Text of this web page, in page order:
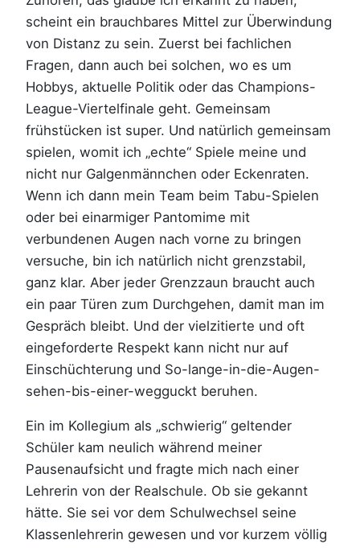
scheint ein brauchbares Mittel zur Überwindung
von Distanz zu sein. Zuerst bei fachlichen
Fragen, dann auch bei solchen, wo es um
Hobbys, aktuelle Politik oder das Champions-
League-Viertelfinale geht. Gemeinsam
frühstücken ist super. Und natürlich gemeinsam
spielen, womit ich „echte“ Spiele meine und
nicht nur Galgenmännchen oder Eckenraten.
Wenn ich dann mein Team beim Tabu-Spielen
oder bei einarmiger Pantomime mit
verbundenen Augen nach vorne zu bringen
versuche, bin ich natürlich nicht grenzstabil,
ganz klar. Aber jeder Grenzzaun braucht auch
ein paar Türen zum Durchgehen, damit man im
Gespräch bleibt. Und der vielzitierte und oft
eingeforderte Respekt kann nicht nur auf
Einschüchterung und So-lange-in-die-Augen-
sehen-bis-einer-wegguckt beruhen.
Ein im Kollegium als „schwierig“ geltender
Schüler kam neulich während meiner
Pausenaufsicht und fragte mich nach einer
Lehrerin von der Realschule. Ob sie gekannt
hätte. Sie sei vor dem Schulwechsel seine
Klassenlehrerin gewesen und vor kurzem völlig